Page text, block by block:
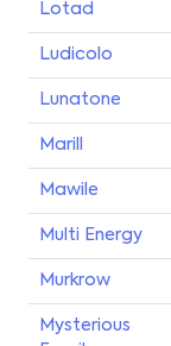
Lotad
Ludicolo
Lunatone
Marill
Mawile
Multi Energy
Murkrow
Mysterious